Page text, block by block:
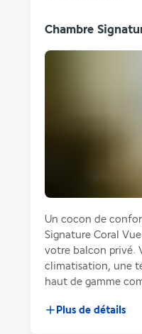
Chambre
Un cocon de
Signature Coral
votre balcon privé.
climatisation, une
haut de gamme
Plus de détails